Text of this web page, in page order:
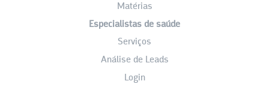
Matérias
Especialistas de saúde
Serviços
Análise de Leads
Login